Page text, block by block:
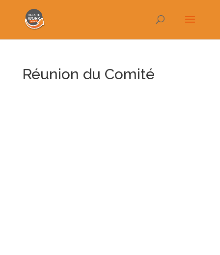
Réunion du Comité